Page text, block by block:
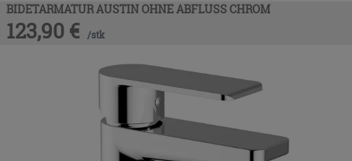
BIDETARMATUR AUSTIN OHNE ABFLUSS CHROM
123,90 € /stk